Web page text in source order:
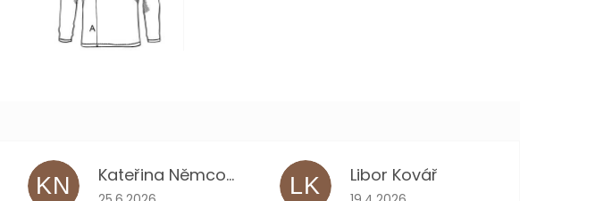
5 hvězdiček.
KN Kateřina Němcová
Hodnocení obchodu je 5 z 5 hvězdiček.
LK Libor Kovář
Hodnocení obchodu je 5 z 5 hvězdiček.